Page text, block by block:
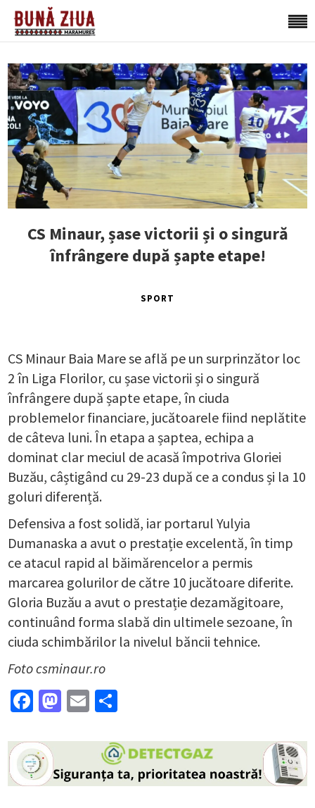
CS Minaur, șase victorii și o singură
înfrângere după șapte etape!
SPORT
CS Minaur Baia Mare se află pe un surprinzător loc
2 în Liga Florilor, cu șase victorii și o singură
înfrângere după șapte etape, în ciuda
problemelor financiare, jucătoarele fiind neplătite
de câteva luni. În etapa a șaptea, echipa a
dominat clar meciul de acasă împotriva Gloriei
Buzău, câștigând cu 29-23 după ce a condus și la 10
goluri diferență.
Defensiva a fost solidă, iar portarul Yulyia
Dumanaska a avut o prestație excelentă, în timp
ce atacul rapid al băimărencelor a permis
marcarea golurilor de către 10 jucătoare diferite.
Gloria Buzău a avut o prestație dezamăgitoare,
continuând forma slabă din ultimele sezoane, în
ciuda schimbărilor la nivelul băncii tehnice.
Foto csminaur.ro
Facebook
Mastodon
Email